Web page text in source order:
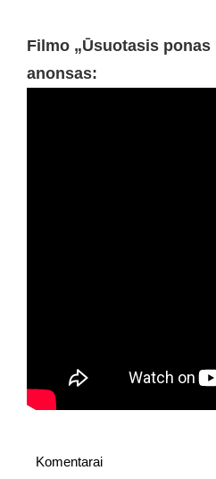
Filmo „Ūsuotasis ponas
anonsas:
Komentarai